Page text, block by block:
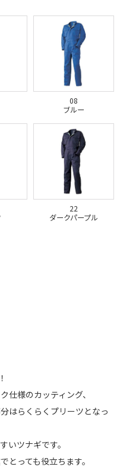
08
ブルー
22
ダークパープル
仕様のカッティング、
はらくらくプリーツとなっ
いツナギです。
とっても役立ちます。